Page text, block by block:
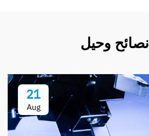
نصائح وحيل
21
Aug